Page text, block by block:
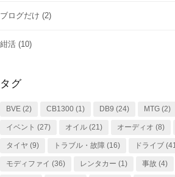
ブログだけ (2)
紺活 (10)
タグ
BVE (2) CB1300 (1) DB9 (24) MTG (2)
イベント (27) オイル (21) オーディオ (8)
タイヤ (9) トラブル・故障 (16) ドライブ
モディファイ (36) レンタカー (1) 事故 (4)